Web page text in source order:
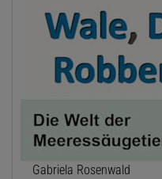
Gabriela Rosenwald